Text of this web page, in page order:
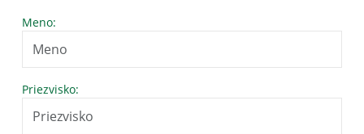
Meno:
Priezvisko: